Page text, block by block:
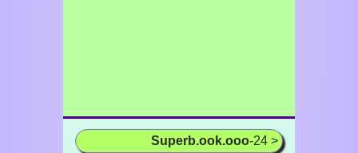
Superb.ook.ooo-24 >